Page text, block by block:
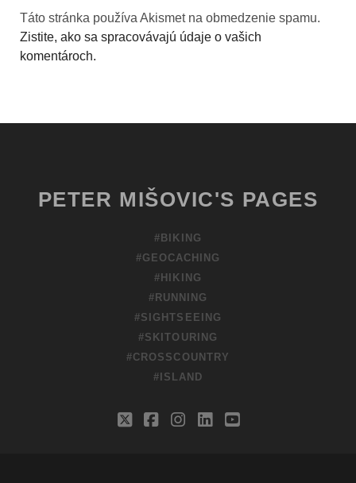
Táto stránka používa Akismet na obmedzenie spamu.
Zistite, ako sa spracovávajú údaje o vašich
komentároch.
PETER MIŠOVIC'S PAGES
#BIKING
#GEOCACHING
#HIKING
#RUNNING
#SIGHTSEEING
#SKITOURING
#CROSSCOUNTRY
#ISLAND
twitterfacebook
instagram
linkedinyoutube